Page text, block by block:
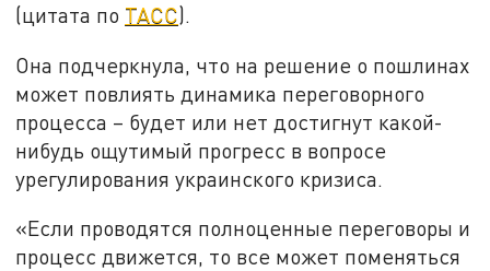
(цитата по ТАСС).
Она подчеркнула, что на решение о пошлинах
может повлиять динамика переговорного
процесса – будет или нет достигнут какой-
нибудь ощутимый прогресс в вопросе
урегулирования украинского кризиса.
«Если проводятся полноценные переговоры и
процесс движется, то все может поменяться